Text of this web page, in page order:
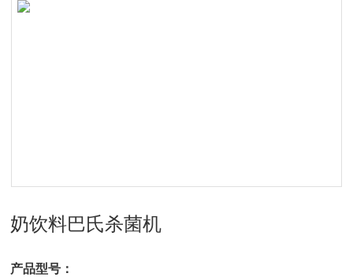
奶饮料巴氏杀菌机
产品型号：